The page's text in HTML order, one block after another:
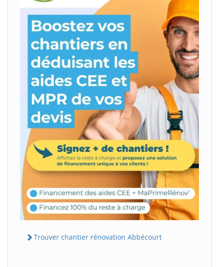
Trouver chantier rénovation Abbécourt